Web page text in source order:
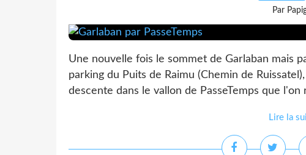
Par
Une nouvelle fois le sommet de Garlaban mais
parking du Puits de Raimu (Chemin de
descente dans le vallon de PasseTemps que
Lire la